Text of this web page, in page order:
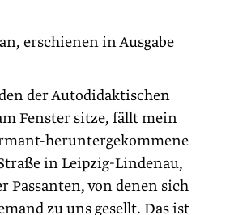
erschienen in Ausgabe
der Autodidaktischen
Fenster sitze, fällt mein
heruntergekommene
in Leipzig-Lindenau,
Passanten, von denen sich
zu uns gesellt. Das ist